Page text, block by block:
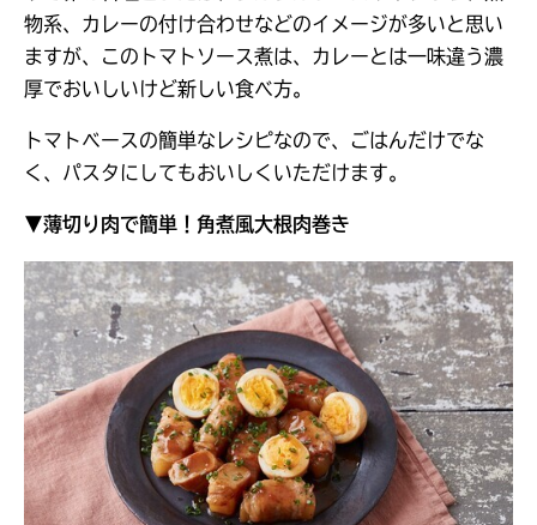
物系、カレーの付け合わせなどのイメージが多いと思い
ますが、このトマトソース煮は、カレーとは一味違う濃
厚でおいしいけど新しい食べ方。
トマトベースの簡単なレシピなので、ごはんだけでな
く、パスタにしてもおいしくいただけます。
▼薄切り肉で簡単！角煮風大根肉巻き